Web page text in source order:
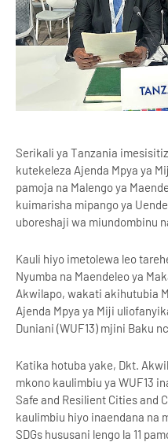
Serikali ya Tanzania
kutekeleza Ajenda Mpya ya
pamoja na Malengo ya
kuimarisha mipango ya
uboreshaji wa miundombinu
Kauli hiyo imetolewa leo
Nyumba na Maendeleo ya
Akwilapo, wakati akihutubia
Ajenda Mpya ya Miji
Duniani (WUF13) mjini Baku
Katika hotuba yake, Dkt.
mkono kaulimbiu ya WUF13
Safe and Resilient Cities and
kaulimbiu hiyo inaendana na
SDGs hususani lengo la 11